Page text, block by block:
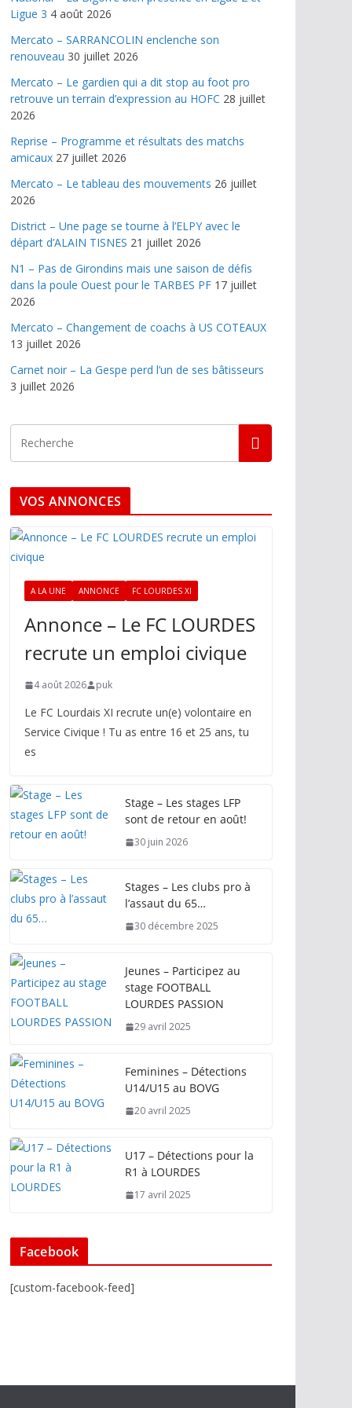
Ligue 3 4 août 2026
Mercato – SARRANCOLIN enclenche son
renouveau 30 juillet 2026
Mercato – Le gardien qui a dit stop au foot pro
retrouve un terrain d’expression au HOFC 28 juillet
2026
Reprise – Programme et résultats des matchs
amicaux 27 juillet 2026
Mercato – Le tableau des mouvements 26 juillet
2026
District – Une page se tourne à l’ELPY avec le
départ d’ALAIN TISNES 21 juillet 2026
N1 – Pas de Girondins mais une saison de défis
dans la poule Ouest pour le TARBES PF 17 juillet
2026
Mercato – Changement de coachs à US COTEAUX
13 juillet 2026
Carnet noir – La Gespe perd l’un de ses bâtisseurs
3 juillet 2026
VOS ANNONCES
A LA UNE ANNONCE FC LOURDES XI
Annonce – Le FC LOURDES
recrute un emploi civique
4 août 2026 puk
Le FC Lourdais XI recrute un(e) volontaire en
Service Civique ! Tu as entre 16 et 25 ans, tu
es
Stage – Les stages LFP
sont de retour en août!
30 juin 2026
Stages – Les clubs pro à
l’assaut du 65…
30 décembre 2025
Jeunes – Participez au
stage FOOTBALL
LOURDES PASSION
29 avril 2025
Feminines – Détections
U14/U15 au BOVG
20 avril 2025
U17 – Détections pour la
R1 à LOURDES
17 avril 2025
Facebook
[custom-facebook-feed]